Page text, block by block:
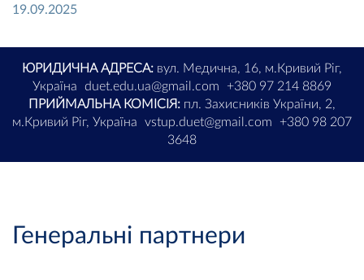
19.09.2025
ЮРИДИЧНА АДРЕСА: вул. Медична, 16, м.Кривий Ріг,
Україна
duet.edu.ua@gmail.com
+380 97 214 8869
ПРИЙМАЛЬНА КОМІСІЯ: пл. Захисників України, 2,
м.Кривий Ріг, Україна
vstup.duet@gmail.com
+380 98 207
3648
Генеральні партнери